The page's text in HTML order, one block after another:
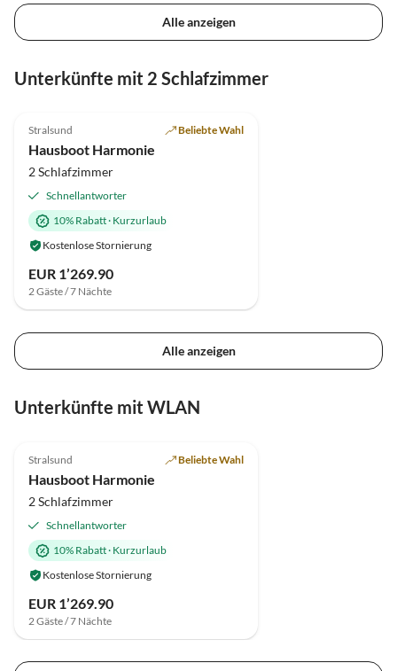
Alle anzeigen
Unterkünfte mit 2 Schlafzimmer
Stralsund Beliebte Wahl
Hausboot Harmonie
2 Schlafzimmer
Schnellantworter
10% Rabatt· Kurzurlaub
Kostenlose Stornierung
EUR 1’269.90
2 Gäste / 7 Nächte
Alle anzeigen
Unterkünfte mit WLAN
Stralsund Beliebte Wahl
Hausboot Harmonie
2 Schlafzimmer
Schnellantworter
10% Rabatt· Kurzurlaub
Kostenlose Stornierung
EUR 1’269.90
2 Gäste / 7 Nächte